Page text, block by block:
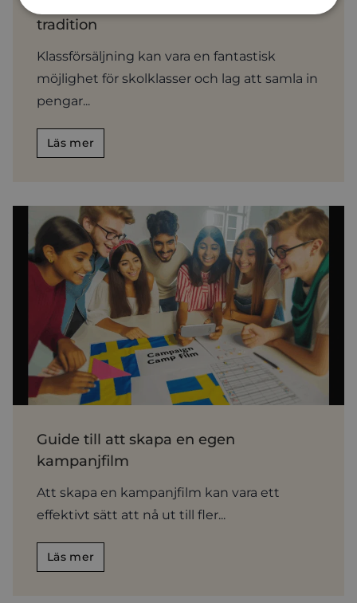
tradition
Klassförsäljning kan vara en fantastisk
möjlighet för skolklasser och lag att samla in
pengar...
Läs mer
Guide till att skapa en egen
kampanjfilm
Att skapa en kampanjfilm kan vara ett
effektivt sätt att nå ut till fler...
Läs mer